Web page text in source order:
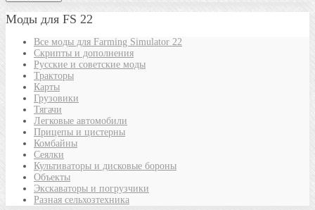
Моды для FS 22
Все моды для Farming Simulator 22
Скрипты и дополнения
Русские и советские моды
Тракторы
Карты
Грузовики
Тягачи
Легковые автомобили
Прицепы и цистерны
Комбайны
Сеялки
Культиваторы и дисковые бороны
Объекты
Экскаваторы и погрузчики
Разная сельхозтехника